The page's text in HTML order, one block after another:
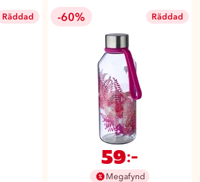
Räddad -60% Räddad
59:-
Megafynd